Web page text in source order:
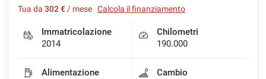
Tua da 302 € / mese Calcola il finanziamento
Immatricolazione
2014
Chilometri
190.000
Alimentazione
Cambio